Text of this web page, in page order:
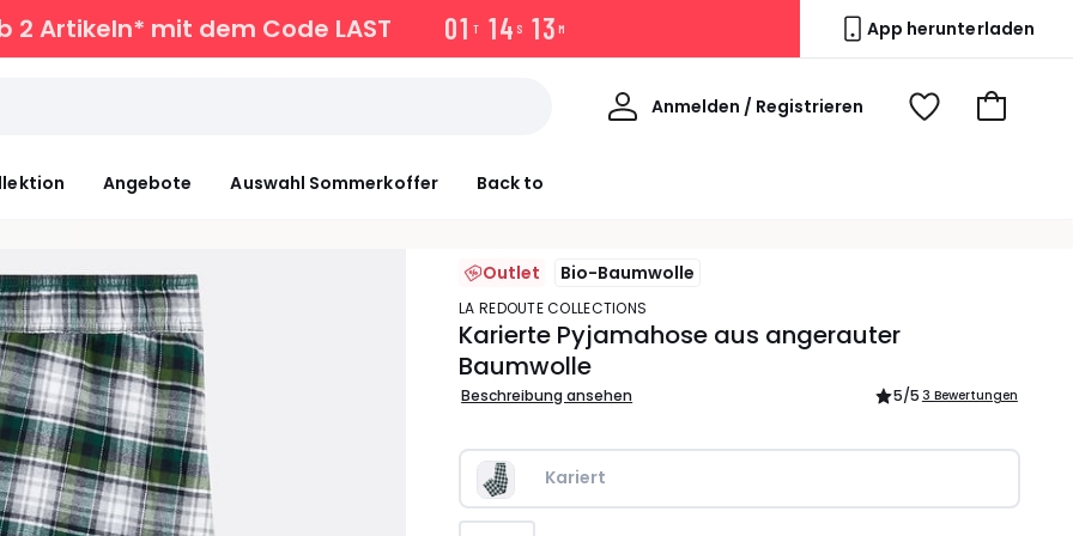
2 Artikeln* mit dem Code LAST 01 T 14 S 13 M App herunterladen
Angebote Auswahl Sommerkoffer Back to
Anmelden / Registrieren
Willkommen
Voir
Zum
Outlet Bio-Baumwolle
LA REDOUTE COLLECTIONS
Karierte Pyjamahose aus angerauter
Baumwolle
Beschreibung ansehen 5/5 3 Bewertungen
Kariert